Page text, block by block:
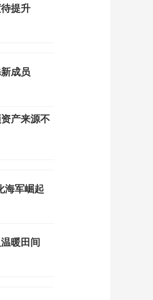
提升
成员
产来源不
海军崛起
暖田间